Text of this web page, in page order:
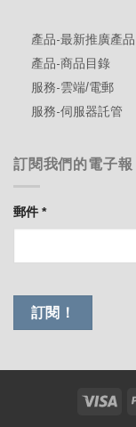
產品-最新推廣產品
產品-商品目錄
服務-雲端/電郵
服務-伺服器託管
訂閱我們的電子報
郵件*